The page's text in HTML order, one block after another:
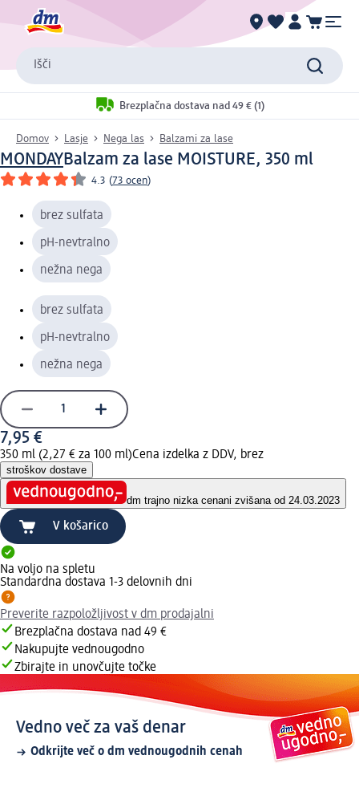
Išči
Brezplačna dostava nad 49 € (1)
Domov Lasje Nega las Balzami za lase
MONDAYBalzam za lase MOISTURE, 350 ml
4.3 (73 ocen)
brez sulfata
pH-nevtralno
nežna nega
brez sulfata
pH-nevtralno
nežna nega
7,95 €
350 ml (2,27 € za 100 ml)Cena izdelka z DDV, brez
stroškov dostave
dm trajno nizka cenani zvišana od 24.03.2023
V košarico
Na voljo na spletu
Standardna dostava 1-3 delovnih dni
Preverite razpoložljivost v dm prodajalni
Brezplačna dostava nad 49 €
Nakupujte vednougodno
Zbirajte in unovčujte točke
Vedno več za vaš denar
Odkrijte več o dm vednougodnih cenah